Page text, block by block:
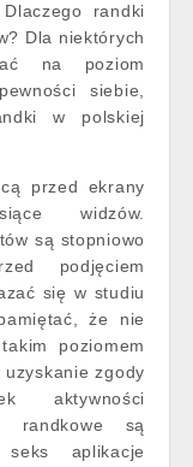
randki
Dla niektórych
na poziom
siebie,
w polskiej
przed ekrany
widzów.
są stopniowo
podjęciem
się w studiu
że nie
poziomem
zgody
aktywności
randkowe są
seks aplikacje